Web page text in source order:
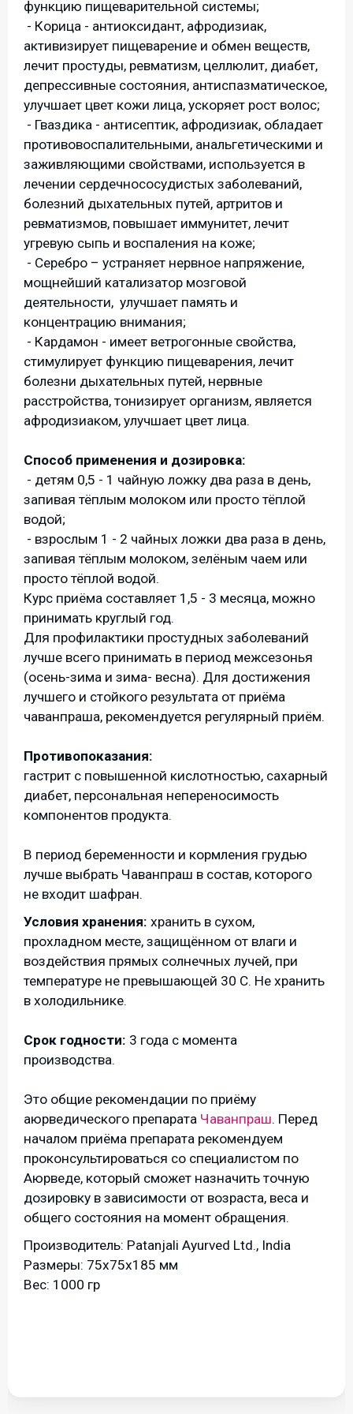
функцию пищеварительной системы;
- Корица - антиоксидант, афродизиак,
активизирует пищеварение и обмен веществ,
лечит простуды, ревматизм, целлюлит, диабет,
депрессивные состояния, антиспазматическое,
улучшает цвет кожи лица, ускоряет рост волос;
- Гваздика - антисептик, афродизиак, обладает
противовоспалительными, анальгетическими и
заживляющими свойствами, используется в
лечении сердечнососудистых заболеваний,
болезний дыхательных путей, артритов и
ревматизмов, повышает иммунитет, лечит
угревую сыпь и воспаления на коже;
- Серебро – устраняет нервное напряжение,
мощнейший катализатор мозговой
деятельности, улучшает память и
концентрацию внимания;
- Кардамон - имеет ветрогонные свойства,
стимулирует функцию пищеварения, лечит
болезни дыхательных путей, нервные
расстройства, тонизирует организм, является
афродизиаком, улучшает цвет лица.
Способ применения и дозировка:
- детям 0,5 - 1 чайную ложку два раза в день,
запивая тёплым молоком или просто тёплой
водой;
- взрослым 1 - 2 чайных ложки два раза в день,
запивая тёплым молоком, зелёным чаем или
просто тёплой водой.
Курс приёма составляет 1,5 - 3 месяца, можно
принимать круглый год.
Для профилактики простудных заболеваний
лучше всего принимать в период межсезонья
(осень-зима и зима- весна). Для достижения
лучшего и стойкого результата от приёма
чаванпраша, рекомендуется регулярный приём.
Противопоказания:
гастрит с повышенной кислотностью, сахарный
диабет, персональная непереносимость
компонентов продукта.
В период беременности и кормления грудью
лучше выбрать Чаванпраш в состав, которого
не входит шафран.
Условия хранения: хранить в сухом,
прохладном месте, защищённом от влаги и
воздействия прямых солнечных лучей, при
температуре не превышающей 30 С. Не хранить
в холодильнике.
Срок годности: 3 года с момента
производства.
Это общие рекомендации по приёму
аюрведического препарата Чаванпраш. Перед
началом приёма препарата рекомендуем
проконсультироваться со специалистом по
Аюрведе, который сможет назначить точную
дозировку в зависимости от возраста, веса и
общего состояния на момент обращения.
Производитель: Patanjali Ayurved Ltd., India
Размеры: 75х75х185 мм
Вес: 1000 гр